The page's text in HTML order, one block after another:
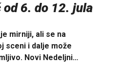
6. do 12. jula
mirniji, ali se na
sceni i dalje može
Novi Nedeljni…